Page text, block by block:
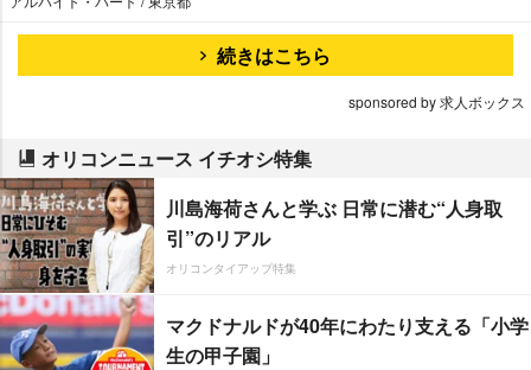
続きはこちら
sponsored by 求人ボックス
オリコンニュース イチオシ特集
川島海荷さんと学ぶ 日常に潜む“人身取
引”のリアル
オリコンタイアップ特集
マクドナルドが40年にわたり支える「小学
生の甲子園」